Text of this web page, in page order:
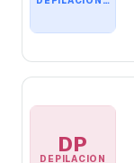
DP
DEPILACIÓN